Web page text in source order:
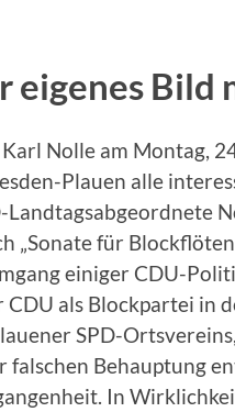
eigenes Bild
Nolle am Montag,
Plauen alle
„Sonate für
einiger CDU-
als Blockpartei in
SPD-
Behauptung
In